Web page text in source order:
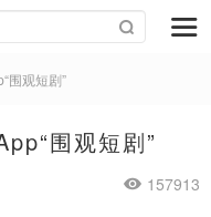
围观短剧”
围观短剧”
157913